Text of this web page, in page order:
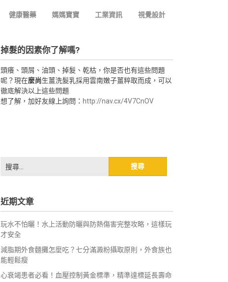
健康醫藥 媽媽寶寶 工業資訊 視覺設計
掉髮的因素你了解嗎?
頭癢、頭屑、油頭、掉髮、乾枯，你是否也有這些問題
呢？現在麼尚生薑洗髮乳採用雲南嫩子薑粹取而成，可以
徹底解決以上這些問題
想了解，加好友線上詢問： http://nav.cx/4V7CnOV
搜
尋
字:
近期文章
玩水不怕曬！水上活動防曬與防熱傷害完整攻略，這樣玩
才安全
減脂期外食麵攤怎麼吃？七分滿澱粉攝取原則，外食族也
能輕鬆瘦
心衰竭患者必看！血壓控制黃金標準，精準達標延長壽命